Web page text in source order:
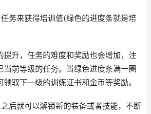
务来获得培训值(绿色的进度条就是培
提升，任务的难度和奖励也会增加，注
当前等级的任务。当绿色进度条满一圈
取下一级的训练证书和金币等奖励。
后就可以解锁新的装备或者技能，不断